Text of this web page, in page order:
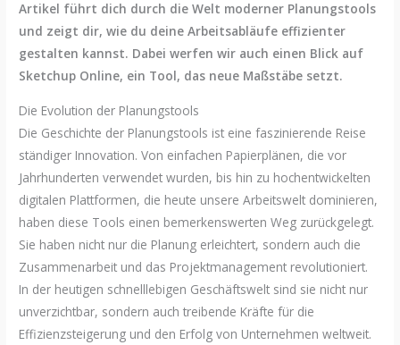
Artikel führt dich durch die Welt moderner Planungstools
und zeigt dir, wie du deine Arbeitsabläufe effizienter
gestalten kannst. Dabei werfen wir auch einen Blick auf
Sketchup Online, ein Tool, das neue Maßstäbe setzt.
Die Evolution der Planungstools
Die Geschichte der Planungstools ist eine faszinierende Reise
ständiger Innovation. Von einfachen Papierplänen, die vor
Jahrhunderten verwendet wurden, bis hin zu hochentwickelten
digitalen Plattformen, die heute unsere Arbeitswelt dominieren,
haben diese Tools einen bemerkenswerten Weg zurückgelegt.
Sie haben nicht nur die Planung erleichtert, sondern auch die
Zusammenarbeit und das Projektmanagement revolutioniert.
In der heutigen schnelllebigen Geschäftswelt sind sie nicht nur
unverzichtbar, sondern auch treibende Kräfte für die
Effizienzsteigerung und den Erfolg von Unternehmen weltweit.